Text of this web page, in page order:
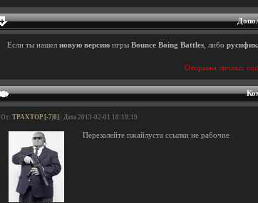
Если ты нашел новую версиюигры Bounce Boing Battles, либо
Отправка личных
От: TPAXTOP [-7|0] | Дата 2013-02-01 18:18:19
Перезалейте пжайлуста ссылки не рабочие